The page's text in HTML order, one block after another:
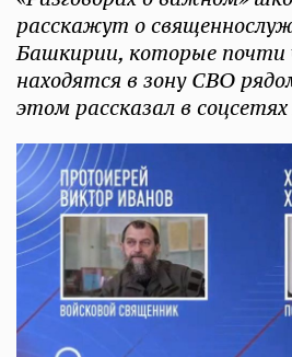
расскажут о
Башкирии, которые почти
находятся в зону СВО
этом рассказал в